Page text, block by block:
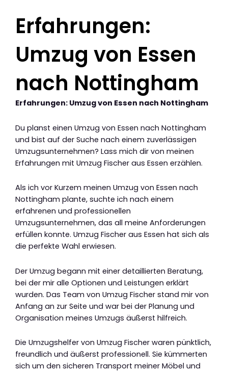
Erfahrungen:
Umzug von Essen
nach Nottingham
Erfahrungen: Umzug von Essen nach Nottingham
Du planst einen Umzug von Essen nach Nottingham
und bist auf der Suche nach einem zuverlässigen
Umzugsunternehmen? Lass mich dir von meinen
Erfahrungen mit Umzug Fischer aus Essen erzählen.
Als ich vor Kurzem meinen Umzug von Essen nach
Nottingham plante, suchte ich nach einem
erfahrenen und professionellen
Umzugsunternehmen, das all meine Anforderungen
erfüllen konnte. Umzug Fischer aus Essen hat sich als
die perfekte Wahl erwiesen.
Der Umzug begann mit einer detaillierten Beratung,
bei der mir alle Optionen und Leistungen erklärt
wurden. Das Team von Umzug Fischer stand mir von
Anfang an zur Seite und war bei der Planung und
Organisation meines Umzugs äußerst hilfreich.
Die Umzugshelfer von Umzug Fischer waren pünktlich,
freundlich und äußerst professionell. Sie kümmerten
sich um den sicheren Transport meiner Möbel und